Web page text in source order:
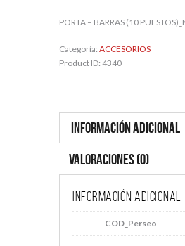
PORTA – BARRAS (10
Categoría: ACCESORIOS
Product ID: 4340
Información adicional
Valoraciones (0)
Información adicional
COD_Perseo